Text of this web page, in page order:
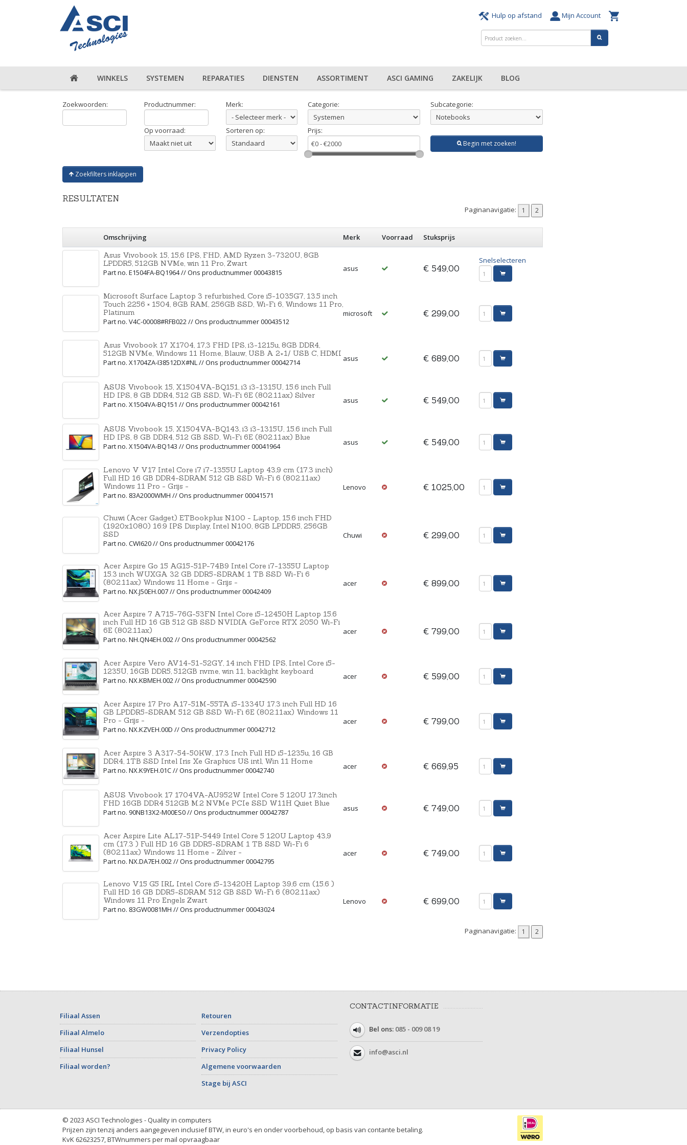
Hulp op afstand Mijn Account
WINKELS SYSTEMEN REPARATIES DIENSTEN ASSORTIMENT ASCI GAMING ZAKELIJK BLOG
Zoekwoorden: Productnummer: Merk: Categorie: Subcategorie:
Op voorraad: Sorteren op: Prijs:
Begin met zoeken!
Zoekfilters inklappen
RESULTATEN
Paginanavigatie:
Omschrijving Merk Voorraad
Stuksprijs
Asus Vivobook 15, 15,6 IPS, FHD, AMD Ryzen 3-7320U, 8GB
LPDDR5, 512GB NVMe, win 11 Pro, Zwart
Part no. E1504FA-BQ1964 // Ons productnummer 00043815
asus € 549,00
Snelselecteren
Microsoft Surface Laptop 3 refurbished, Core i5-1035G7, 13.5 inch
Touch 2256 × 1504, 8GB RAM, 256GB SSD, Wi-Fi 6, Windows 11 Pro,
Platinum
Part no. V4C-00008#RFB022 // Ons productnummer 00043512
microsoft € 299,00
Asus Vivobook 17 X1704, 17,3 FHD IPS, i3-1215u, 8GB DDR4,
512GB NVMe, Windows 11 Home, Blauw, USB A 2+1/ USB C, HDMI
Part no. X1704ZA-I38512DX#NL // Ons productnummer 00042714
asus € 689,00
ASUS Vivobook 15, X1504VA-BQ151, i3 i3-1315U, 15.6 inch Full
HD IPS, 8 GB DDR4, 512 GB SSD, Wi-Fi 6E (802.11ax) Silver
Part no. X1504VA-BQ151 // Ons productnummer 00042161
asus € 549,00
ASUS Vivobook 15, X1504VA-BQ143, i3 i3-1315U, 15.6 inch Full
HD IPS, 8 GB DDR4, 512 GB SSD, Wi-Fi 6E (802.11ax) Blue
Part no. X1504VA-BQ143 // Ons productnummer 00041964
asus € 549,00
Lenovo V V17 Intel Core i7 i7-1355U Laptop 43,9 cm (17.3 inch)
Full HD 16 GB DDR4-SDRAM 512 GB SSD Wi-Fi 6 (802.11ax)
Windows 11 Pro - Grijs -
Part no. 83A2000WMH // Ons productnummer 00041571
Lenovo € 1025,00
Chuwi (Acer Gadget) ETBookplus N100 - Laptop, 15.6 inch FHD
(1920x1080) 16:9 IPS Display, Intel N100, 8GB LPDDR5, 256GB
SSD
Part no. CWI620 // Ons productnummer 00042176
Chuwi € 299,00
Acer Aspire Go 15 AG15-51P-74B9 Intel Core i7-1355U Laptop
15.3 inch WUXGA 32 GB DDR5-SDRAM 1 TB SSD Wi-Fi 6
(802.11ax) Windows 11 Home - Grijs -
Part no. NX.J50EH.007 // Ons productnummer 00042409
acer € 899,00
Acer Aspire 7 A715-76G-53FN Intel Core i5-12450H Laptop 15.6
inch Full HD 16 GB 512 GB SSD NVIDIA GeForce RTX 2050 Wi-Fi
6E (802.11ax)
Part no. NH.QN4EH.002 // Ons productnummer 00042562
acer € 799,00
Acer Aspire Vero AV14-51-52GY, 14 inch FHD IPS, Intel Core i5-
1235U, 16GB DDR5, 512GB nvme, win 11, backlight keyboard
Part no. NX.KBMEH.002 // Ons productnummer 00042590
acer € 599,00
Acer Aspire 17 Pro A17-51M-55TA i5-1334U 17.3 inch Full HD 16
GB LPDDR5-SDRAM 512 GB SSD Wi-Fi 6E (802.11ax) Windows 11
Pro - Grijs -
Part no. NX.KZVEH.00D // Ons productnummer 00042712
acer € 799,00
Acer Aspire 3 A317-54-50KW, 17.3 Inch Full HD i5-1235u, 16 GB
DDR4, 1TB SSD Intel Iris Xe Graphics US intl, Win 11 Home
Part no. NX.K9YEH.01C // Ons productnummer 00042740
acer € 669,95
ASUS Vivobook 17 1704VA-AU952W Intel Core 5 120U 17.3inch
FHD 16GB DDR4 512GB M.2 NVMe PCIe SSD W11H Quiet Blue
Part no. 90NB13X2-M00ES0 // Ons productnummer 00042787
asus € 749,00
Acer Aspire Lite AL17-51P-5449 Intel Core 5 120U Laptop 43,9
cm (17.3 ) Full HD 16 GB DDR5-SDRAM 1 TB SSD Wi-Fi 6
(802.11ax) Windows 11 Home - Zilver -
Part no. NX.DA7EH.002 // Ons productnummer 00042795
acer € 749,00
Lenovo V15 G5 IRL Intel Core i5-13420H Laptop 39,6 cm (15.6 )
Full HD 16 GB DDR5-SDRAM 512 GB SSD Wi-Fi 6 (802.11ax)
Windows 11 Pro Engels Zwart
Part no. 83GW0081MH // Ons productnummer 00043024
Lenovo € 699,00
Paginanavigatie:
Filiaal Assen
Filiaal Almelo
Filiaal Hunsel
Filiaal worden?
Retouren
Verzendopties
Privacy Policy
Algemene voorwaarden
Stage bij ASCI
CONTACTINFORMATIE
Bel ons: 085 - 009 08 19
info@asci.nl
© 2023 ASCI Technologies - Quality in computers
Prijzen zijn tenzij anders aangegeven inclusief BTW, in euro's en onder voorbehoud, op basis van contante betaling.
KvK 62623257, BTWnummers per mail opvraagbaar